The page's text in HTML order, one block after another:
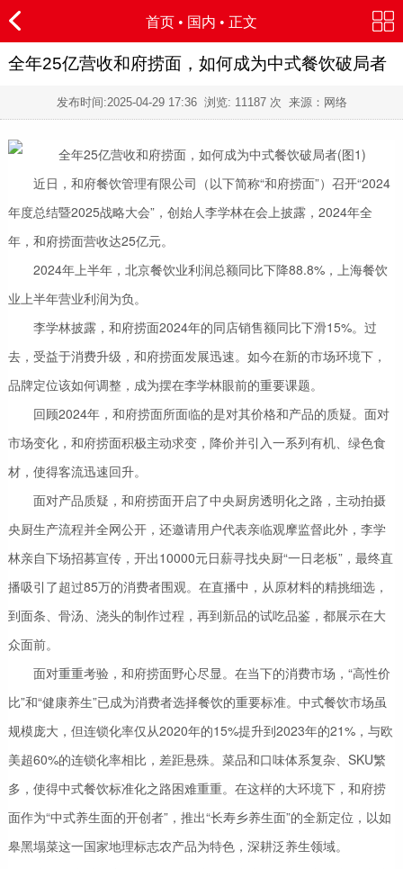
首页 • 国内 • 正文
全年25亿营收和府捞面，如何成为中式餐饮破局者
发布时间:2025-04-29 17:36浏览: 11187 次 来源：网络
近日，和府餐饮管理有限公司（以下简称“和府捞面”）召开“2024
年度总结暨2025战略大会”，创始人李学林在会上披露，2024年全
年，和府捞面营收达25亿元。
2024年上半年，北京餐饮业利润总额同比下降88.8%，上海餐饮
业上半年营业利润为负。
李学林披露，和府捞面2024年的同店销售额同比下滑15%。过
去，受益于消费升级，和府捞面发展迅速。如今在新的市场环境下，
品牌定位该如何调整，成为摆在李学林眼前的重要课题。
回顾2024年，和府捞面所面临的是对其价格和产品的质疑。面对
市场变化，和府捞面积极主动求变，降价并引入一系列有机、绿色食
材，使得客流迅速回升。
面对产品质疑，和府捞面开启了中央厨房透明化之路，主动拍摄
央厨生产流程并全网公开，还邀请用户代表亲临观摩监督此外，李学
林亲自下场招募宣传，开出10000元日薪寻找央厨“一日老板”，最终直
播吸引了超过85万的消费者围观。在直播中，从原材料的精挑细选，
到面条、骨汤、浇头的制作过程，再到新品的试吃品鉴，都展示在大
众面前。
面对重重考验，和府捞面野心尽显。在当下的消费市场，“高性价
比”和“健康养生”已成为消费者选择餐饮的重要标准。中式餐饮市场虽
规模庞大，但连锁化率仅从2020年的15%提升到2023年的21%，与欧
美超60%的连锁化率相比，差距悬殊。菜品和口味体系复杂、SKU繁
多，使得中式餐饮标准化之路困难重重。在这样的大环境下，和府捞
面作为“中式养生面的开创者”，推出“长寿乡养生面”的全新定位，以如
皋黑塌菜这一国家地理标志农产品为特色，深耕泛养生领域。